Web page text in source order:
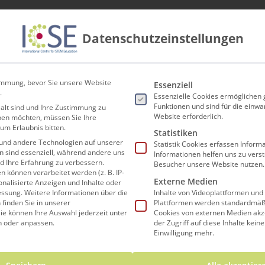
Lehrer*innen Forschen und Lehren
Termine
Datenschutzeinstellungen
bevor Sie unsere Website
sind und Ihre Zustimmung zu
möchten, müssen Sie Ihre
Erlaubnis bitten.
andere Technologien auf unserer
sind essenziell, während andere uns
Ihre Erfahrung zu verbessern.
können verarbeitet werden (z. B. IP-
Anzeigen und Inhalte oder
Weitere Informationen über die
Sie in unserer
können Ihre Auswahl jederzeit unter
oder anpassen.
Es folgt eine Liste der
Essenziell
Essenzielle Cookies ermöglichen
Funktionen und sind für die
Website erforderlich.
Statistiken
Statistik Cookies erfassen
Informationen helfen uns zu
Besucher unsere Website nutzen.
Externe Medien
Inhalte von Videoplattformen
Plattformen werden
Cookies von externen Medien
der Zugriff auf diese Inhalte
Einwilligung mehr.